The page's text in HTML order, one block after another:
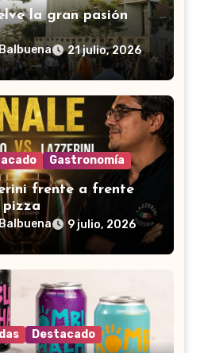
la gran pasión
21 julio, 2026
Gastronomía
frente a frente
9 julio, 2026
Destacado